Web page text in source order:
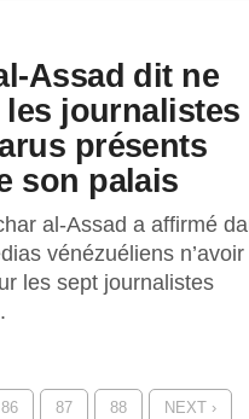
Assad dit ne
journalistes
présents
son palais
al-Assad a affirmé
vénézuéliens n’avoir
les sept journalistes
86 87 88 NEXT ›